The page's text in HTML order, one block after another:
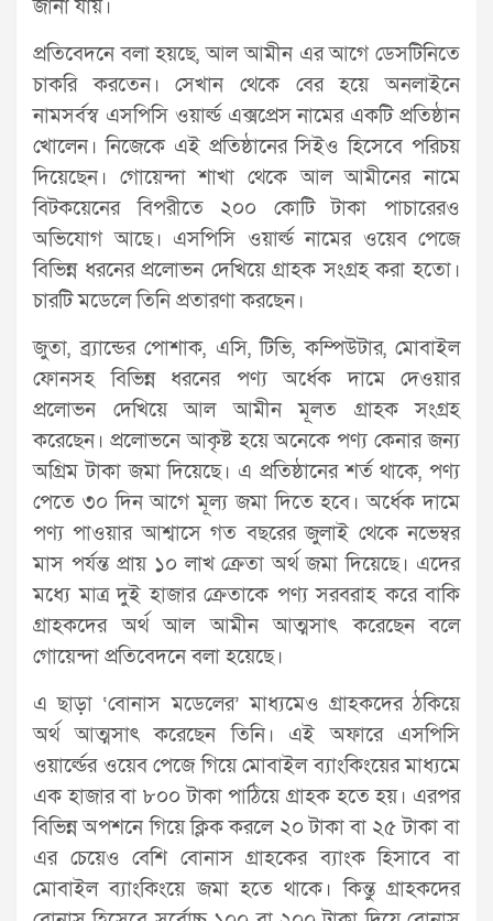
জানা যায়।
প্রতিবেদনে বলা হয়ছে, আল আমীন এর আগে ডেসটিনিতে
চাকরি করতেন। সেখান থেকে বের হয়ে অনলাইনে
নামসর্বস্ব এসপিসি ওয়ার্ল্ড এক্সপ্রেস নামের একটি প্রতিষ্ঠান
খোলেন। নিজেকে এই প্রতিষ্ঠানের সিইও হিসেবে পরিচয়
দিয়েছেন। গোয়েন্দা শাখা থেকে আল আমীনের নামে
বিটকয়েনের বিপরীতে ২০০ কোটি টাকা পাচারেরও
অভিযোগ আছে। এসপিসি ওয়ার্ল্ড নামের ওয়েব পেজে
বিভিন্ন ধরনের প্রলোভন দেখিয়ে গ্রাহক সংগ্রহ করা হতো।
চারটি মডেলে তিনি প্রতারণা করছেন।
জুতা, ব্র্যান্ডের পোশাক, এসি, টিভি, কম্পিউটার, মোবাইল
ফোনসহ বিভিন্ন ধরনের পণ্য অর্ধেক দামে দেওয়ার
প্রলোভন দেখিয়ে আল আমীন মূলত গ্রাহক সংগ্রহ
করেছেন। প্রলোভনে আকৃষ্ট হয়ে অনেকে পণ্য কেনার জন্য
অগ্রিম টাকা জমা দিয়েছে। এ প্রতিষ্ঠানের শর্ত থাকে, পণ্য
পেতে ৩০ দিন আগে মূল্য জমা দিতে হবে। অর্ধেক দামে
পণ্য পাওয়ার আশ্বাসে গত বছরের জুলাই থেকে নভেম্বর
মাস পর্যন্ত প্রায় ১০ লাখ ক্রেতা অর্থ জমা দিয়েছে। এদের
মধ্যে মাত্র দুই হাজার ক্রেতাকে পণ্য সরবরাহ করে বাকি
গ্রাহকদের অর্থ আল আমীন আত্মসাৎ করেছেন বলে
গোয়েন্দা প্রতিবেদনে বলা হয়েছে।
এ ছাড়া ‘বোনাস মডেলের’ মাধ্যমেও গ্রাহকদের ঠকিয়ে
অর্থ আত্মসাৎ করেছেন তিনি। এই অফারে এসপিসি
ওয়ার্ল্ডের ওয়েব পেজে গিয়ে মোবাইল ব্যাংকিংয়ের মাধ্যমে
এক হাজার বা ৮০০ টাকা পাঠিয়ে গ্রাহক হতে হয়। এরপর
বিভিন্ন অপশনে গিয়ে ক্লিক করলে ২০ টাকা বা ২৫ টাকা বা
এর চেয়েও বেশি বোনাস গ্রাহকের ব্যাংক হিসাবে বা
মোবাইল ব্যাংকিংয়ে জমা হতে থাকে। কিন্তু গ্রাহকদের